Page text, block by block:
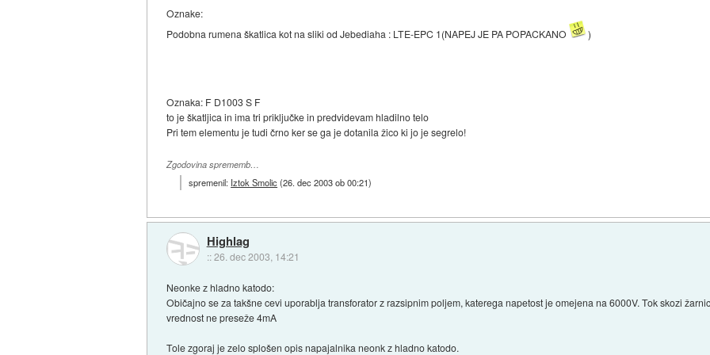
Oznake:
Podobna rumena škatlica kot na sliki od Jebediaha : LTE-EPC 1(NAPEJ JE PA POPACKANO
)
Oznaka: F D1003 S F
to je škatljica in ima tri priključke in predvidevam hladilno telo
Pri tem elementu je tudi črno ker se ga je dotanila žico ki jo je segrelo!
Zgodovina sprememb…
spremenil: Iztok Smolic(26. dec 2003 ob 00:21)
Highlag
::26. dec 2003, 14:21
Neonke z hladno katodo:
Običajno se za takšne cevi uporablja transforator z razsipnim poljem, katerega napetost je omejena na 6000V. Tok skozi
vrednost ne preseže 4mA
Tole zgoraj je zelo splošen opis napajalnika neonk z hladno katodo.